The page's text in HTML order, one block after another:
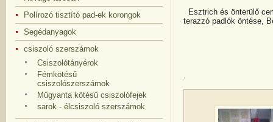
Polírozó tisztító pad-ek korongok
Segédanyagok
csiszoló szerszámok
Csiszolótányérok
Fémkötésű
csiszolószerszámok
Műgyanta kötésű csiszolófejek
sarok - élcsiszoló szerszámok
Esztrich és önterülő
terazzó padlók öntése,
.